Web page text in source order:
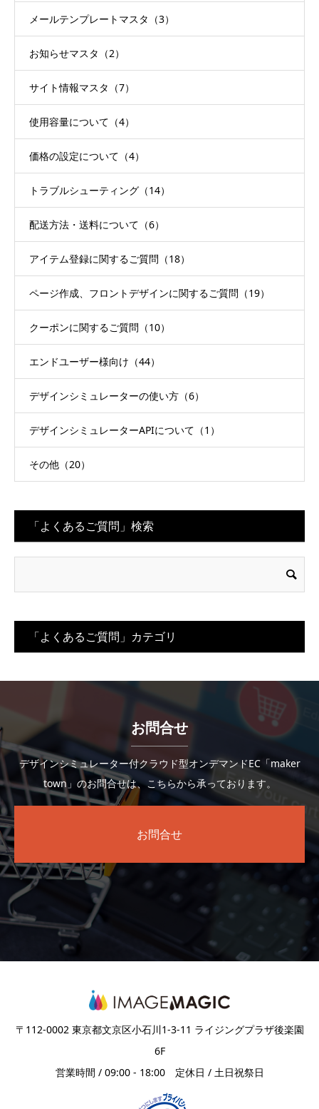
メールテンプレートマスタ（3）
お知らせマスタ（2）
サイト情報マスタ（7）
使用容量について（4）
価格の設定について（4）
トラブルシューティング（14）
配送方法・送料について（6）
アイテム登録に関するご質問（18）
ページ作成、フロントデザインに関するご質問（19）
クーポンに関するご質問（10）
エンドユーザー様向け（44）
デザインシミュレーターの使い方（6）
デザインシミュレーターAPIについて（1）
その他（20）
「よくあるご質問」検索
「よくあるご質問」カテゴリ
お問合せ
デザインシミュレーター付クラウド型オンデマンドEC「maker
town」のお問合せは、こちらから承っております。
お問合せ
〒112-0002 東京都文京区小石川1-3-11 ライジングプラザ後楽園
6F
営業時間 / 09:00 - 18:00 定休日 / 土日祝祭日